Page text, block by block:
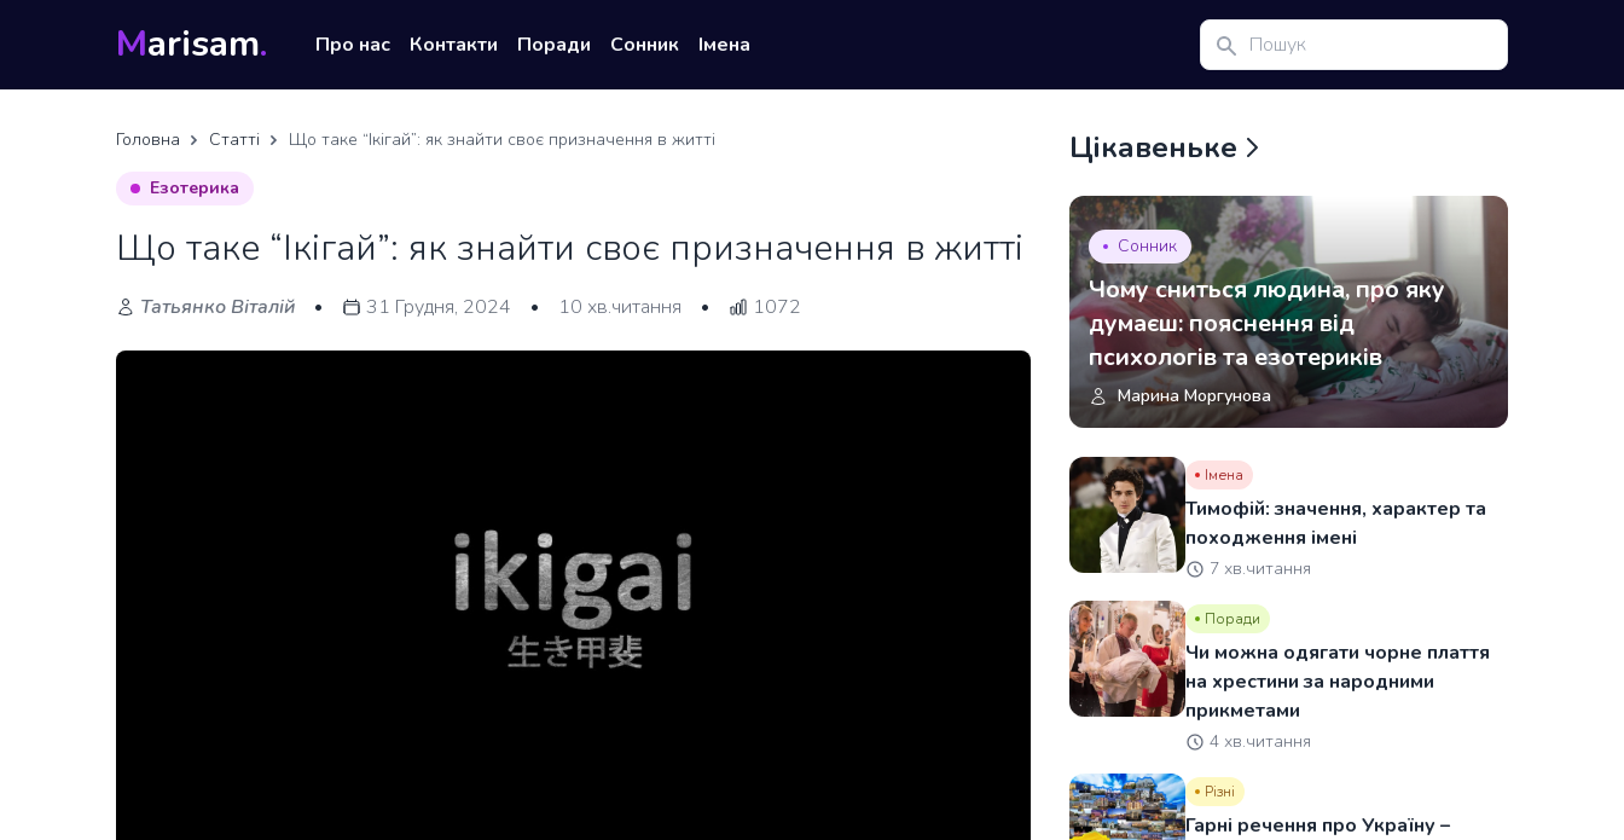
Marisam. Про нас Контакти Поради Сонник Імена
Головна Статті Що таке “Ікігай”: як знайти своє призначення в житті
Езотерика
Що таке “Ікігай”: як знайти своє призначення в житті
Татьянко Віталій • 31 Грудня, 2024 • 10 хв.читання • 1072
Цікавеньке
Сонник
Чому сниться людина, про яку
думаєш: пояснення від
психологів та езотериків
Марина Моргунова
Імена
Тимофій: значення, характер та
походження імені
7 хв.читання
Поради
Чи можна одягати чорне плаття
на хрестини за народними
прикметами
4 хв.читання
Різні
Гарні речення про Україну –